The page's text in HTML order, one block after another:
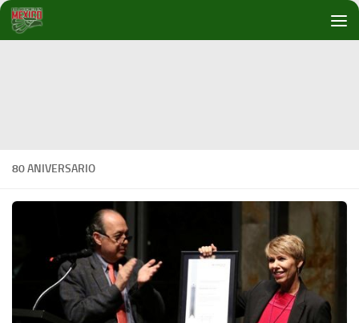
Debajo del contenido
80 ANIVERSARIO